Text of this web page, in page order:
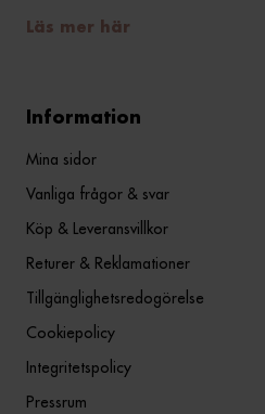
Läs mer här
Information
Mina sidor
Vanliga frågor & svar
Köp & Leveransvillkor
Returer & Reklamationer
Tillgänglighetsredogörelse
Cookiepolicy
Integritetspolicy
Pressrum